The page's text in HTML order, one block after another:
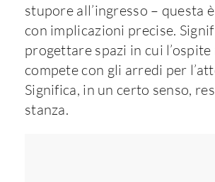
stupore all’ingresso – questa
con implicazioni precise.
progettare spazi in cui l’ospite
compete con gli arredi per
Significa, in un certo senso,
stanza.